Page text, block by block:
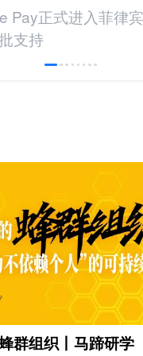
Pay正式进入菲律
支持
群组织丨马蹄研学